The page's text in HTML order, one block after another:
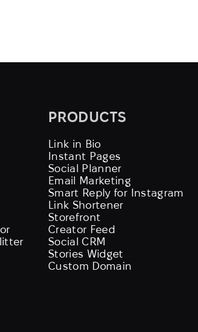
PRODUCTS
Link in Bio
Instant Pages
Social Planner
Email Marketing
Smart Reply for Instagram
Link Shortener
Storefront
Creator Feed
Social CRM
Stories Widget
Custom Domain